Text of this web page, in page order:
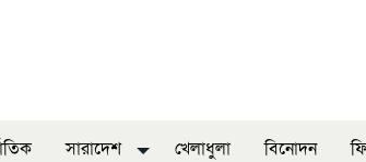
সারাদেশ খেলাধুলা বিনোদন